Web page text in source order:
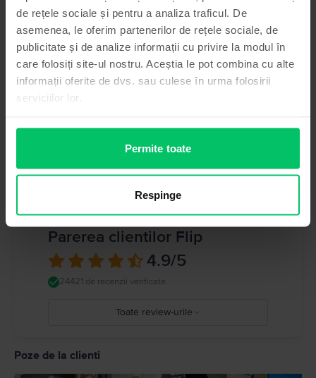
de rețele sociale și pentru a analiza traficul. De
asemenea, le oferim partenerilor de rețele sociale, de
publicitate și de analize informații cu privire la modul în
care folosiți site-ul nostru. Aceștia le pot combina cu alte
informații oferite de dvs. sau culese în urma folosirii
serviciilor lor.
Permite toate
Respinge
Informatii persoana responsabila
Informatii siguranta produs
Informatii privind avertismentele de siguranta cu privire la produs.
A se citi manualul
Model
Galaxy Z Flip6
Culoare
Tip SIM
Memorie RAM
Vezi toate specificațiile
Parerea clientilor Flip
4.9/5
24421 de recenzii verificate
Toate review-urile
Poze de la clienti